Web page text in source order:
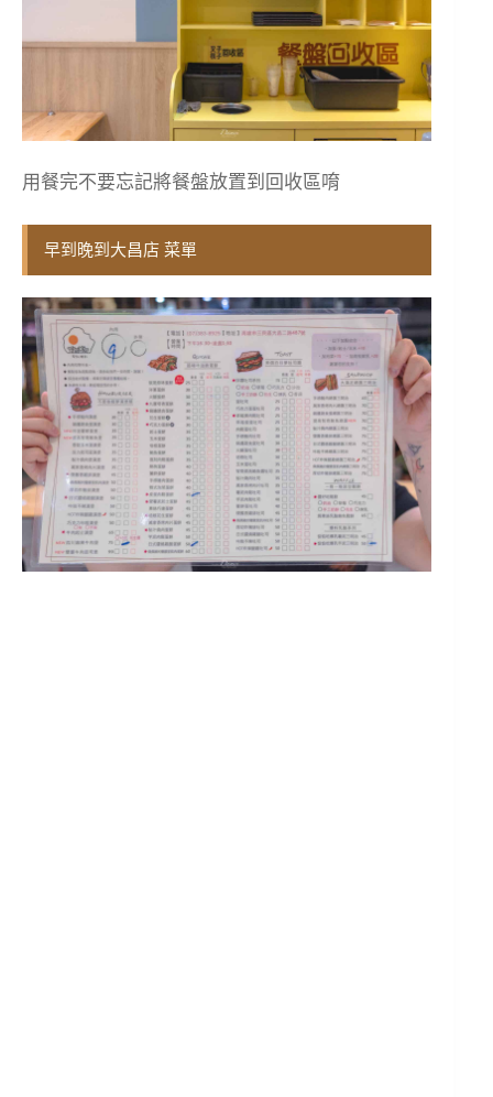
用餐完不要忘記將餐盤放置到回收區唷
早到晚到大昌店 菜單